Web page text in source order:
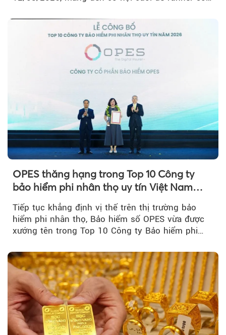
OPES thăng hạng trong Top 10 Công ty
bảo hiểm phi nhân thọ uy tín Việt Nam
Tiếp tục khẳng định vị thế trên thị trường bảo
hiểm phi nhân thọ, Bảo hiểm số OPES vừa được
xướng tên trong Top 10 Công ty Bảo hiểm phi